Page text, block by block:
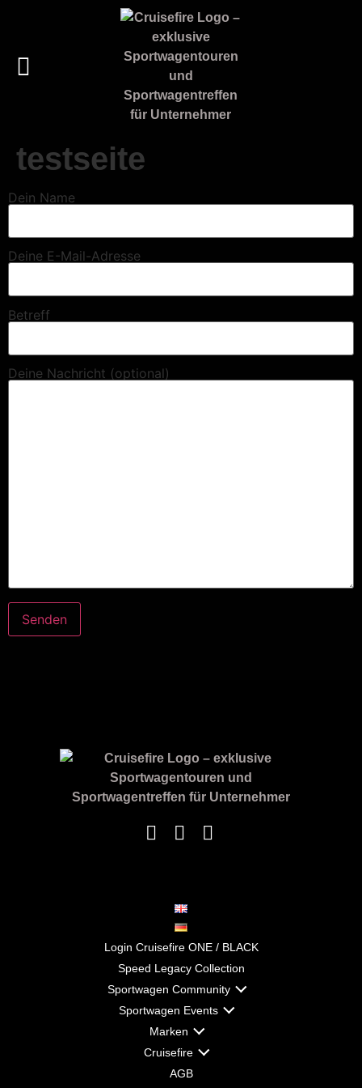
testseite
Dein Name
Deine E-Mail-Adresse
Betreff
Deine Nachricht (optional)
Login Cruisefire ONE / BLACK
Speed Legacy Collection
Sportwagen Community
Sportwagen Events
Marken
Cruisefire
AGB